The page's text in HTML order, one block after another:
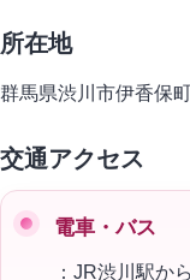
所在地
群馬県渋川市伊香保
交通アクセス
電車・バス
：JR渋川駅か